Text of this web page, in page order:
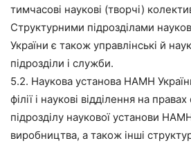
тимчасові наукові (творчі)
Структурними підрозділами
України є також управлінські й
підрозділи і служби.
5.2. Наукова установа НАМН
філії і наукові відділення на
підрозділу наукової установи
виробництва, а також інші